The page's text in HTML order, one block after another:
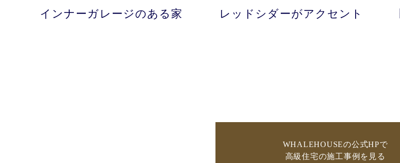
インナーガレージのある家 レッドシダーがアクセント
WHALEHOUSEの公式HPで
高級住宅の施工事例を見る